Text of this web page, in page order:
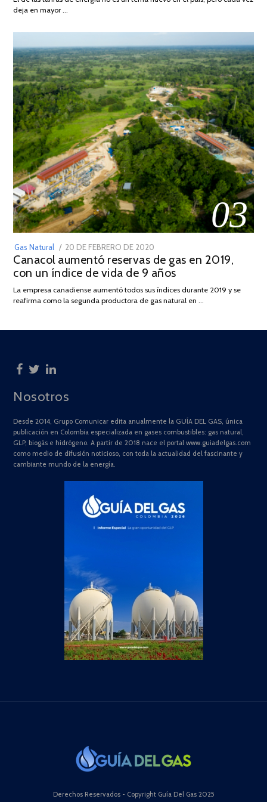
DE
deja en mayor …
03
Gas Natural
POSTED
ON
20 DE FEBRERO DE 2020
DE
JULIO
2025
Canacol aumentó reservas de gas en 2019,
con un índice de vida de 9 años
La empresa canadiense aumentó todos sus índices durante 2019 y se
reafirma como la segunda productora de gas natural en …
Nosotros
Desde 2014, Grupo Comunicar edita anualmente la GUÍA DEL GAS, única
publicación en Colombia especializada en gases combustibles: gas natural,
GLP, biogás e hidrógeno. A partir de 2018 nace el portal www.guiadelgas.com
como medio de difusión noticioso, con toda la actualidad del fascinante y
cambiante mundo de la energía.
Derechos Reservados - Copyright Guía Del Gas 2025